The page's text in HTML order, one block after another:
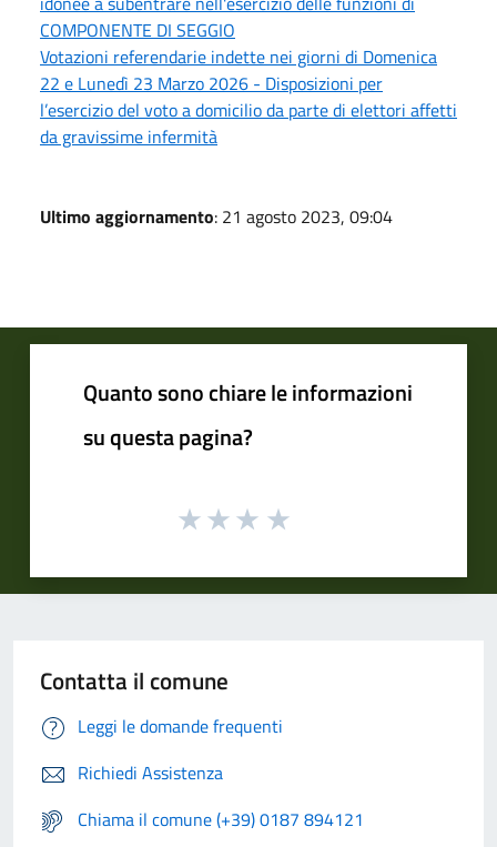
COMPONENTE DI SEGGIO
Votazioni referendarie indette nei giorni di Domenica
22 e Lunedì 23 Marzo 2026 - Disposizioni per
l’esercizio del voto a domicilio da parte di elettori affetti
da gravissime infermità
Ultimo aggiornamento: 21 agosto 2023, 09:04
Quanto sono chiare le informazioni
su questa pagina?
Contatta il comune
Leggi le domande frequenti
Richiedi Assistenza
Chiama il comune (+39) 0187 894121